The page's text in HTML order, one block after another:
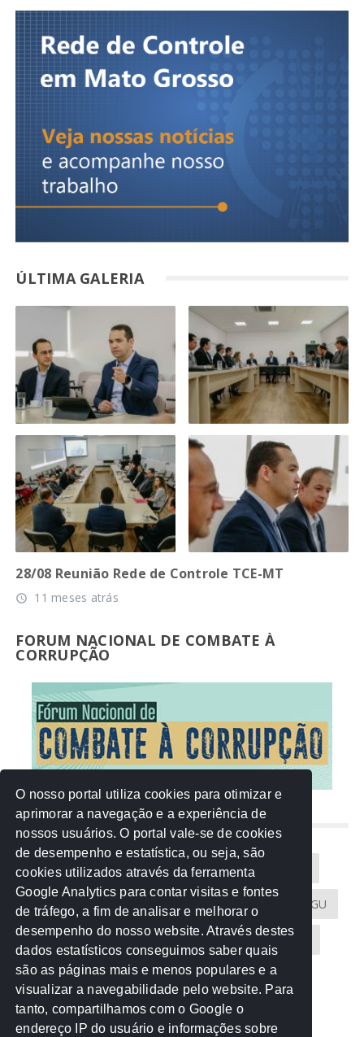
ÚLTIMA GALERIA
28/08 Reunião Rede de Controle TCE-MT
access_time 11 meses atrás
FORUM NACIONAL DE COMBATE À
CORRUPÇÃO
NUVEM DE TAGS
Acontece na Rede AGU AMM
Atricon Audicom CAU-MT CGU
CREA-MT Eventos MPC-MT MPE-MT
MPF Notícias PF PGE-MT PGR
Receita Federal Sem categoria
O nosso portal utiliza cookies para otimizar e
aprimorar a navegação e a experiência de
nossos usuários. O portal vale-se de cookies
de desempenho e estatística, ou seja, são
cookies utilizados através da ferramenta
Google Analytics para contar visitas e fontes
de tráfego, a fim de analisar e melhorar o
desempenho do nosso website. Através destes
dados estatísticos conseguimos saber quais
são as páginas mais e menos populares e a
visualizar a navegabilidade pelo website. Para
tanto, compartilhamos com o Google o
endereço IP do usuário e informações sobre